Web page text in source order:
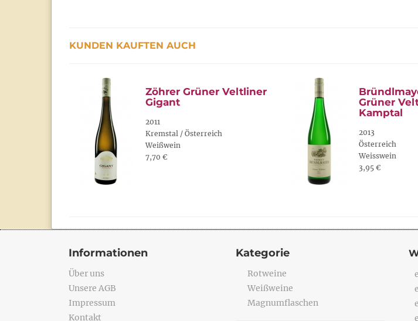
KUNDEN KAUFTEN AUCH
Zöhrer Grüner Veltliner
Gigant
2011
Kremstal / Österreich
Weißwein
7,70 €
Grüner
Kamptal
2013
Österreich
Weisswein
3,95 €
Informationen
Über uns
Unsere AGB
Impressum
Kontakt
Kategorie
Rotweine
Weißweine
Magnumflaschen